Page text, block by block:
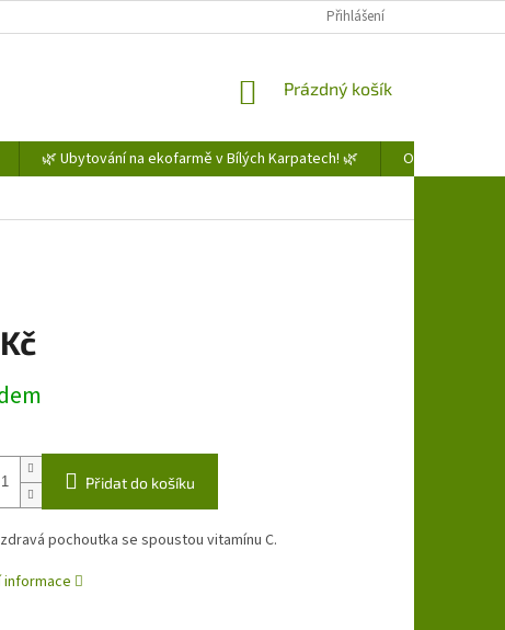
Přihlášení
NÁKUPNÍ
Prázdný košík
🌿 Ubytování na ekofarmě v Bílých Karpatech! 🌿
Obchodní
Přidat do košíku
pochoutka se spoustou vitamínu C.
informace